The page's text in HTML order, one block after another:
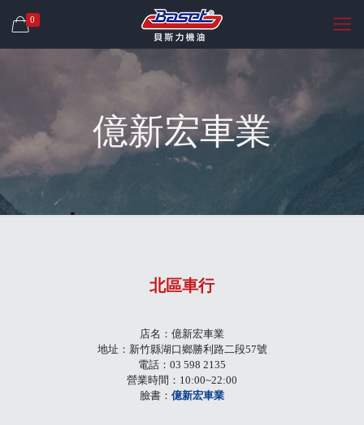
0
億新宏車業
北區車行
店名：億新宏車業
地址：新竹縣湖口鄉勝利路二段57號
電話：03 598 2135
營業時間：10:00~22:00
臉書： 億新宏車業